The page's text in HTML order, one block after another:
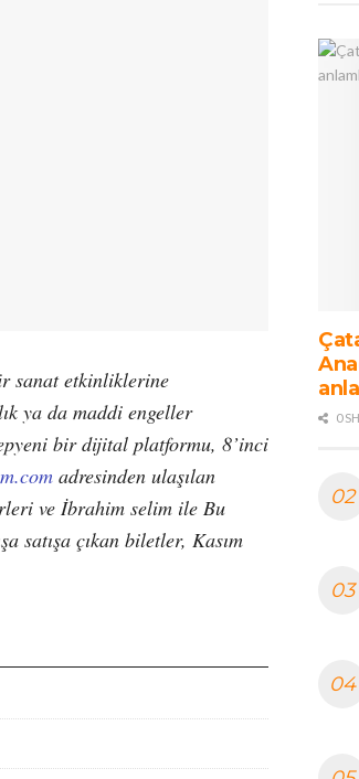
sanat etkinliklerine
ya da maddi engeller
bir dijital platformu, 8’inci
adresinden ulaşılan
ve İbrahim selim ile Bu
satışa çıkan biletler, Kasım
0